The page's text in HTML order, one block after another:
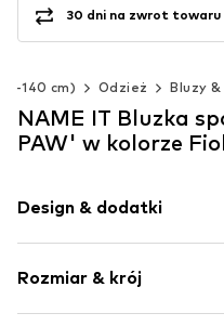
30 dni na zwrot towaru
140 cm) Odzież Bluzy
NAME IT Bluzka
PAW' w kolorze
Design & dodatki
Dres
Okrągły dekolt
Rozmiar & krój